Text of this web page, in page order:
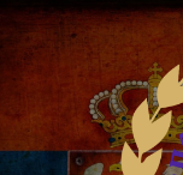
Skip
to
content
Skip
to
main
navigation
Skip
to
footer